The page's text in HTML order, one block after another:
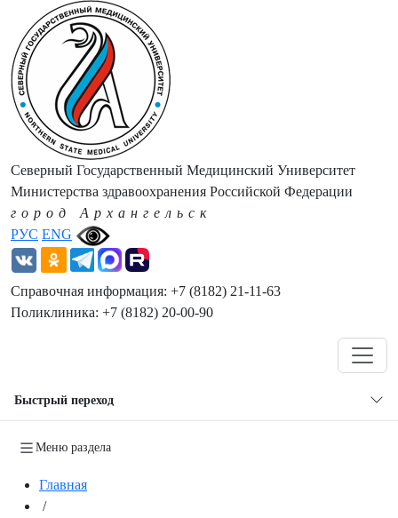
РУС ENG
Северный Государственный Медицинский Университет
Министерства здравоохранения Российской Федерации
город Архангельск
Справочная информация: +7 (8182) 21-11-63
Поликлиника: +7 (8182) 20-00-90
Быстрый переход
Меню раздела
Главная
/